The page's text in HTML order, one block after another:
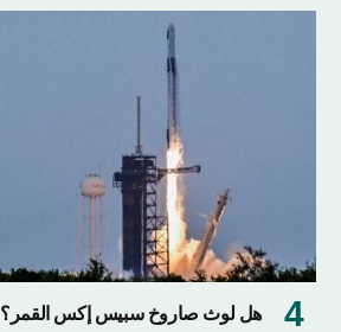
هل لوث صاروخ سبيس إكس القمر؟